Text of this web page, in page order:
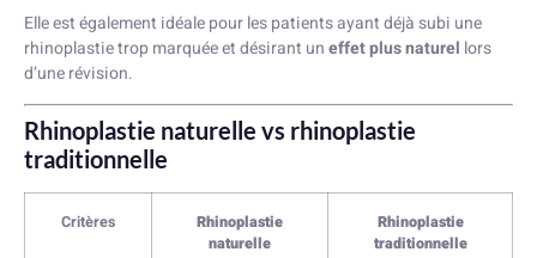
Elle est également idéale pour les patients ayant déjà subi une
rhinoplastie trop marquée et désirant uneffet plus naturel lors
d’une révision.
Rhinoplastie naturelle vs rhinoplastie
traditionnelle
Critères
Rhinoplastie
naturelle
Rhinoplastie
traditionnelle